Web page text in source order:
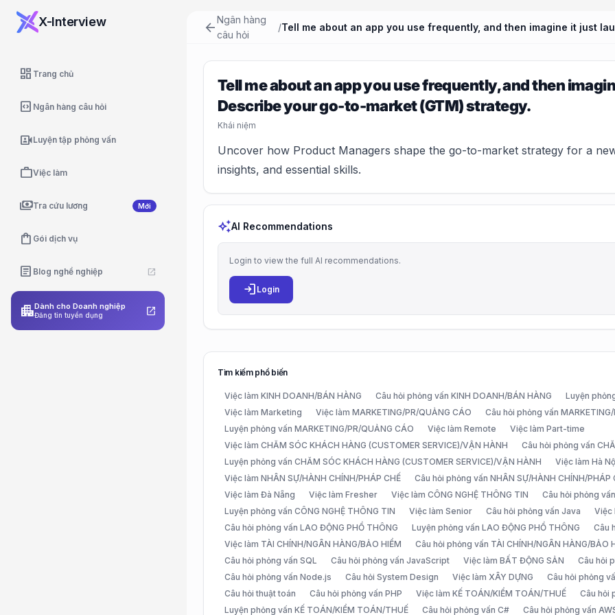
X-Interview
dashboard Trang chủ
code_blocks Ngân hàng câu hỏi
video_camera_frontLuyện tập phỏng vấn
workViệc làm
paymentsTra cứu lương Mới
shopping_bag Gói dịch vụ
article Blog nghề nghiệp open_in_new
apartmentDành cho Doanh nghiệp
Đăng tin tuyển dụng open_in_new
arrow_backNgân hàng
câu hỏi
/
Tell me about an app you use frequently, and then
Describe your go-to-market (GTM) strategy.
Khái niệm
Uncover how Product Managers shape the go-to-market strategy for a
insights, and essential skills.
auto_awesomeAI Recommendations
Login to view the full AI recommendations.
login Login
Tìm kiếm phổ biến
Việc làm KINH DOANH/BÁN HÀNG Câu hỏi phỏng vấn KINH DOANH/BÁN HÀNG Luyện
Việc làm Marketing
Việc làm MARKETING/PR/QUẢNG CÁO
Câu hỏi phỏng vấn
Luyện phỏng vấn MARKETING/PR/QUẢNG CÁO
Việc làm Remote
Việc làm Part-time
Việc làm CHĂM SÓC KHÁCH HÀNG (CUSTOMER SERVICE)/VẬN HÀNH
Câu hỏi phỏng vấn
Luyện phỏng vấn CHĂM SÓC KHÁCH HÀNG (CUSTOMER SERVICE)/VẬN HÀNH
Việc làm Hà
Việc làm NHÂN SỰ/HÀNH CHÍNH/PHÁP CHẾ
Câu hỏi phỏng vấn NHÂN SỰ/HÀNH CHÍNH/PHÁP
Việc làm Đà Nẵng
Việc làm Fresher Việc làm CÔNG NGHỆ THÔNG TIN
Câu hỏi phỏng
Luyện phỏng vấn CÔNG NGHỆ THÔNG TIN
Việc làm Senior Câu hỏi phỏng vấn Java
Việc
Câu hỏi phỏng vấn LAO ĐỘNG PHỔ THÔNG
Luyện phỏng vấn LAO ĐỘNG PHỔ THÔNG Câu
Việc làm TÀI CHÍNH/NGÂN HÀNG/BẢO HIỂM
Câu hỏi phỏng vấn TÀI CHÍNH/NGÂN HÀNG/BẢO
Câu hỏi phỏng vấn SQL
Câu hỏi phỏng vấn JavaScript Việc làm BẤT ĐỘNG SẢN Câu hỏi
Câu hỏi phỏng vấn Node.js
Câu hỏi System Design Việc làm XÂY DỰNG Câu hỏi phỏng
Câu hỏi thuật toán
Câu hỏi phỏng vấn PHP Việc làm KẾ TOÁN/KIỂM TOÁN/THUẾ
Câu hỏi
Luyện phỏng vấn KẾ TOÁN/KIỂM TOÁN/THUẾ
Câu hỏi phỏng vấn C# Câu hỏi phỏng vấn